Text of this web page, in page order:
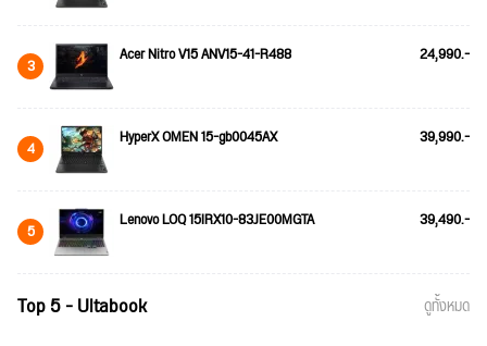
3 Acer Nitro V15 ANV15-41-R488 24,990.-
4 HyperX OMEN 15-gb0045AX 39,990.-
5 Lenovo LOQ 15IRX10-83JE00MGTA 39,490.-
Top 5 - Ultabook ดูทั้งหมด